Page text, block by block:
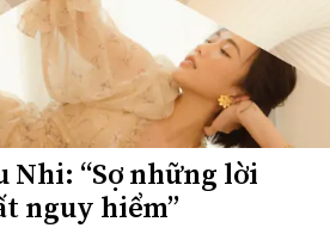
Nhi: “Sợ những lời
nguy hiểm”